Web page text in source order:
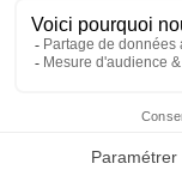
Faire-part
lundi 15
Église
Balaruc-
34540